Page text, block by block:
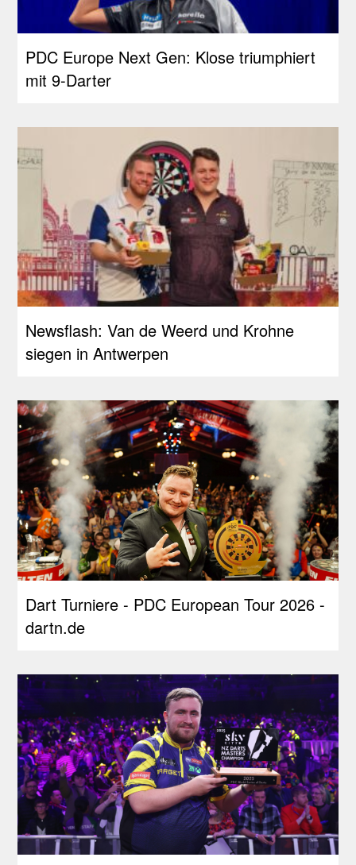
PDC Europe Next Gen: Klose triumphiert
mit 9-Darter
Newsflash: Van de Weerd und Krohne
siegen in Antwerpen
Dart Turniere - PDC European Tour 2026 -
dartn.de